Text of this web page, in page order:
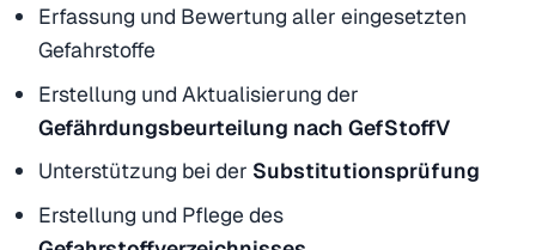
Erfassung und Bewertung aller eingesetzten
Gefahrstoffe
Erstellung und Aktualisierung der
Gefährdungsbeurteilung nach GefStoffV
Unterstützung bei der Substitutionsprüfung
Erstellung und Pflege des